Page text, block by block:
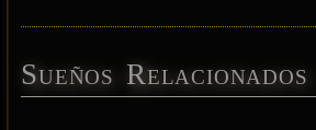
Sueños Relacionados